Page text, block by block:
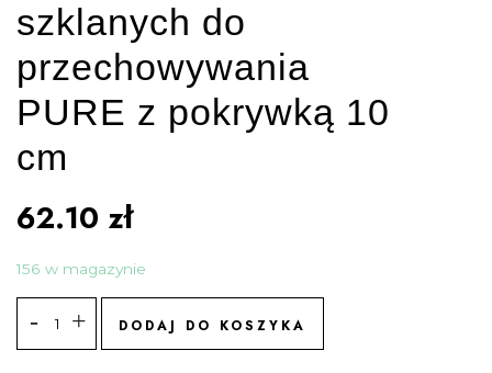
szklanych do
przechowywania
PURE z pokrywką 10
cm
62.10 zł
156 w magazynie
DODAJ DO KOSZYKA